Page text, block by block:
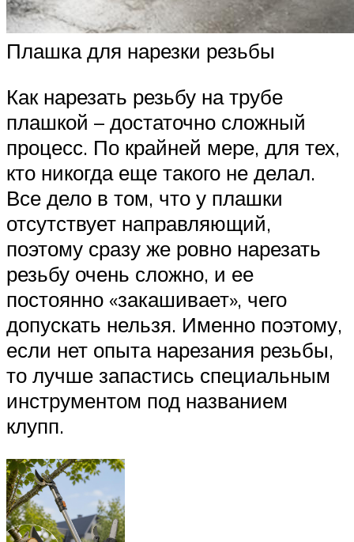
Плашка для нарезки резьбы
Как нарезать резьбу на трубе
плашкой – достаточно сложный
процесс. По крайней мере, для тех,
кто никогда еще такого не делал.
Все дело в том, что у плашки
отсутствует направляющий,
поэтому сразу же ровно нарезать
резьбу очень сложно, и ее
постоянно «закашивает», чего
допускать нельзя. Именно поэтому,
если нет опыта нарезания резьбы,
то лучше запастись специальным
инструментом под названием
клупп.